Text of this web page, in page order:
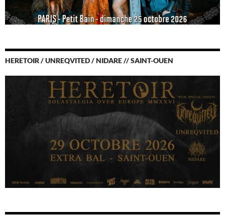
HERETOIR / UNREQVITED / NIDARE // SAINT-OUEN